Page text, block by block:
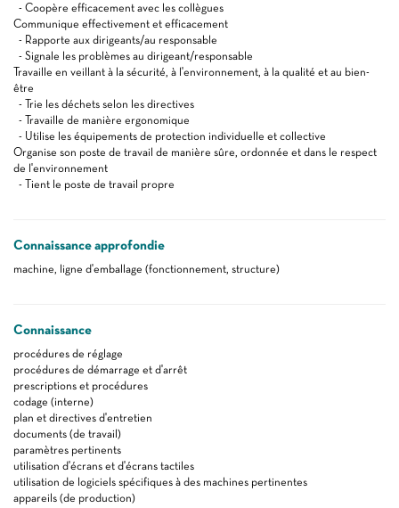
- Coopère efficacement avec les collègues
Communique effectivement et efficacement
- Rapporte aux dirigeants/au responsable
- Signale les problèmes au dirigeant/responsable
Travaille en veillant à la sécurité, à l'environnement, à la qualité et au bien-
être
- Trie les déchets selon les directives
- Travaille de manière ergonomique
- Utilise les équipements de protection individuelle et collective
Organise son poste de travail de manière sûre, ordonnée et dans le respect
de l'environnement
- Tient le poste de travail propre
Connaissance approfondie
machine, ligne d'emballage (fonctionnement, structure)
Connaissance
procédures de réglage
procédures de démarrage et d'arrêt
prescriptions et procédures
codage (interne)
plan et directives d'entretien
documents (de travail)
paramètres pertinents
utilisation d'écrans et d'écrans tactiles
utilisation de logiciels spécifiques à des machines pertinentes
appareils (de production)